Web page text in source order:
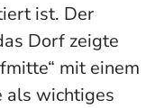
ist. Der
Dorf zeigte
mit einem
als wichtiges